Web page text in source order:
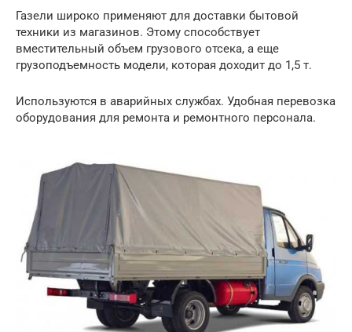
Газели широко применяют для доставки бытовой
техники из магазинов. Этому способствует
вместительный объем грузового отсека, а еще
грузоподъемность модели, которая доходит до 1,5 т.
Используются в аварийных службах. Удобная перевозка
оборудования для ремонта и ремонтного персонала.